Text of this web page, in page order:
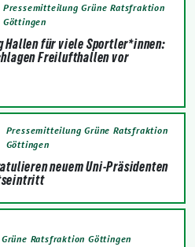
Pressemitteilung Grüne Ratsfraktion
Göttingen
Hallen für viele Sportler*innen:
Freilufthallen vor
Pressemitteilung Grüne Ratsfraktion
Göttingen
neuem Uni-Präsidenten
Ratsfraktion Göttingen